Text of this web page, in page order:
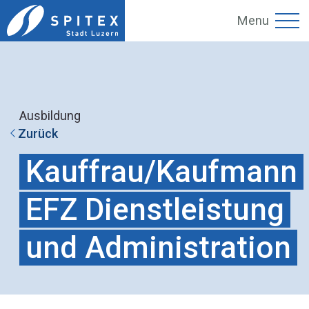
Menu
Ausbildung
Zurück
Kauffrau/Kaufmann
EFZ Dienstleistung
und Administration